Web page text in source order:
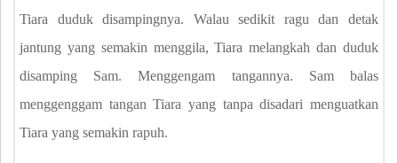
Tiara duduk disampingnya. Walau sedikit ragu dan detak
jantung yang semakin menggila, Tiara melangkah dan duduk
disamping Sam. Menggengam tangannya. Sam balas
menggenggam tangan Tiara yang tanpa disadari menguatkan
Tiara yang semakin rapuh.